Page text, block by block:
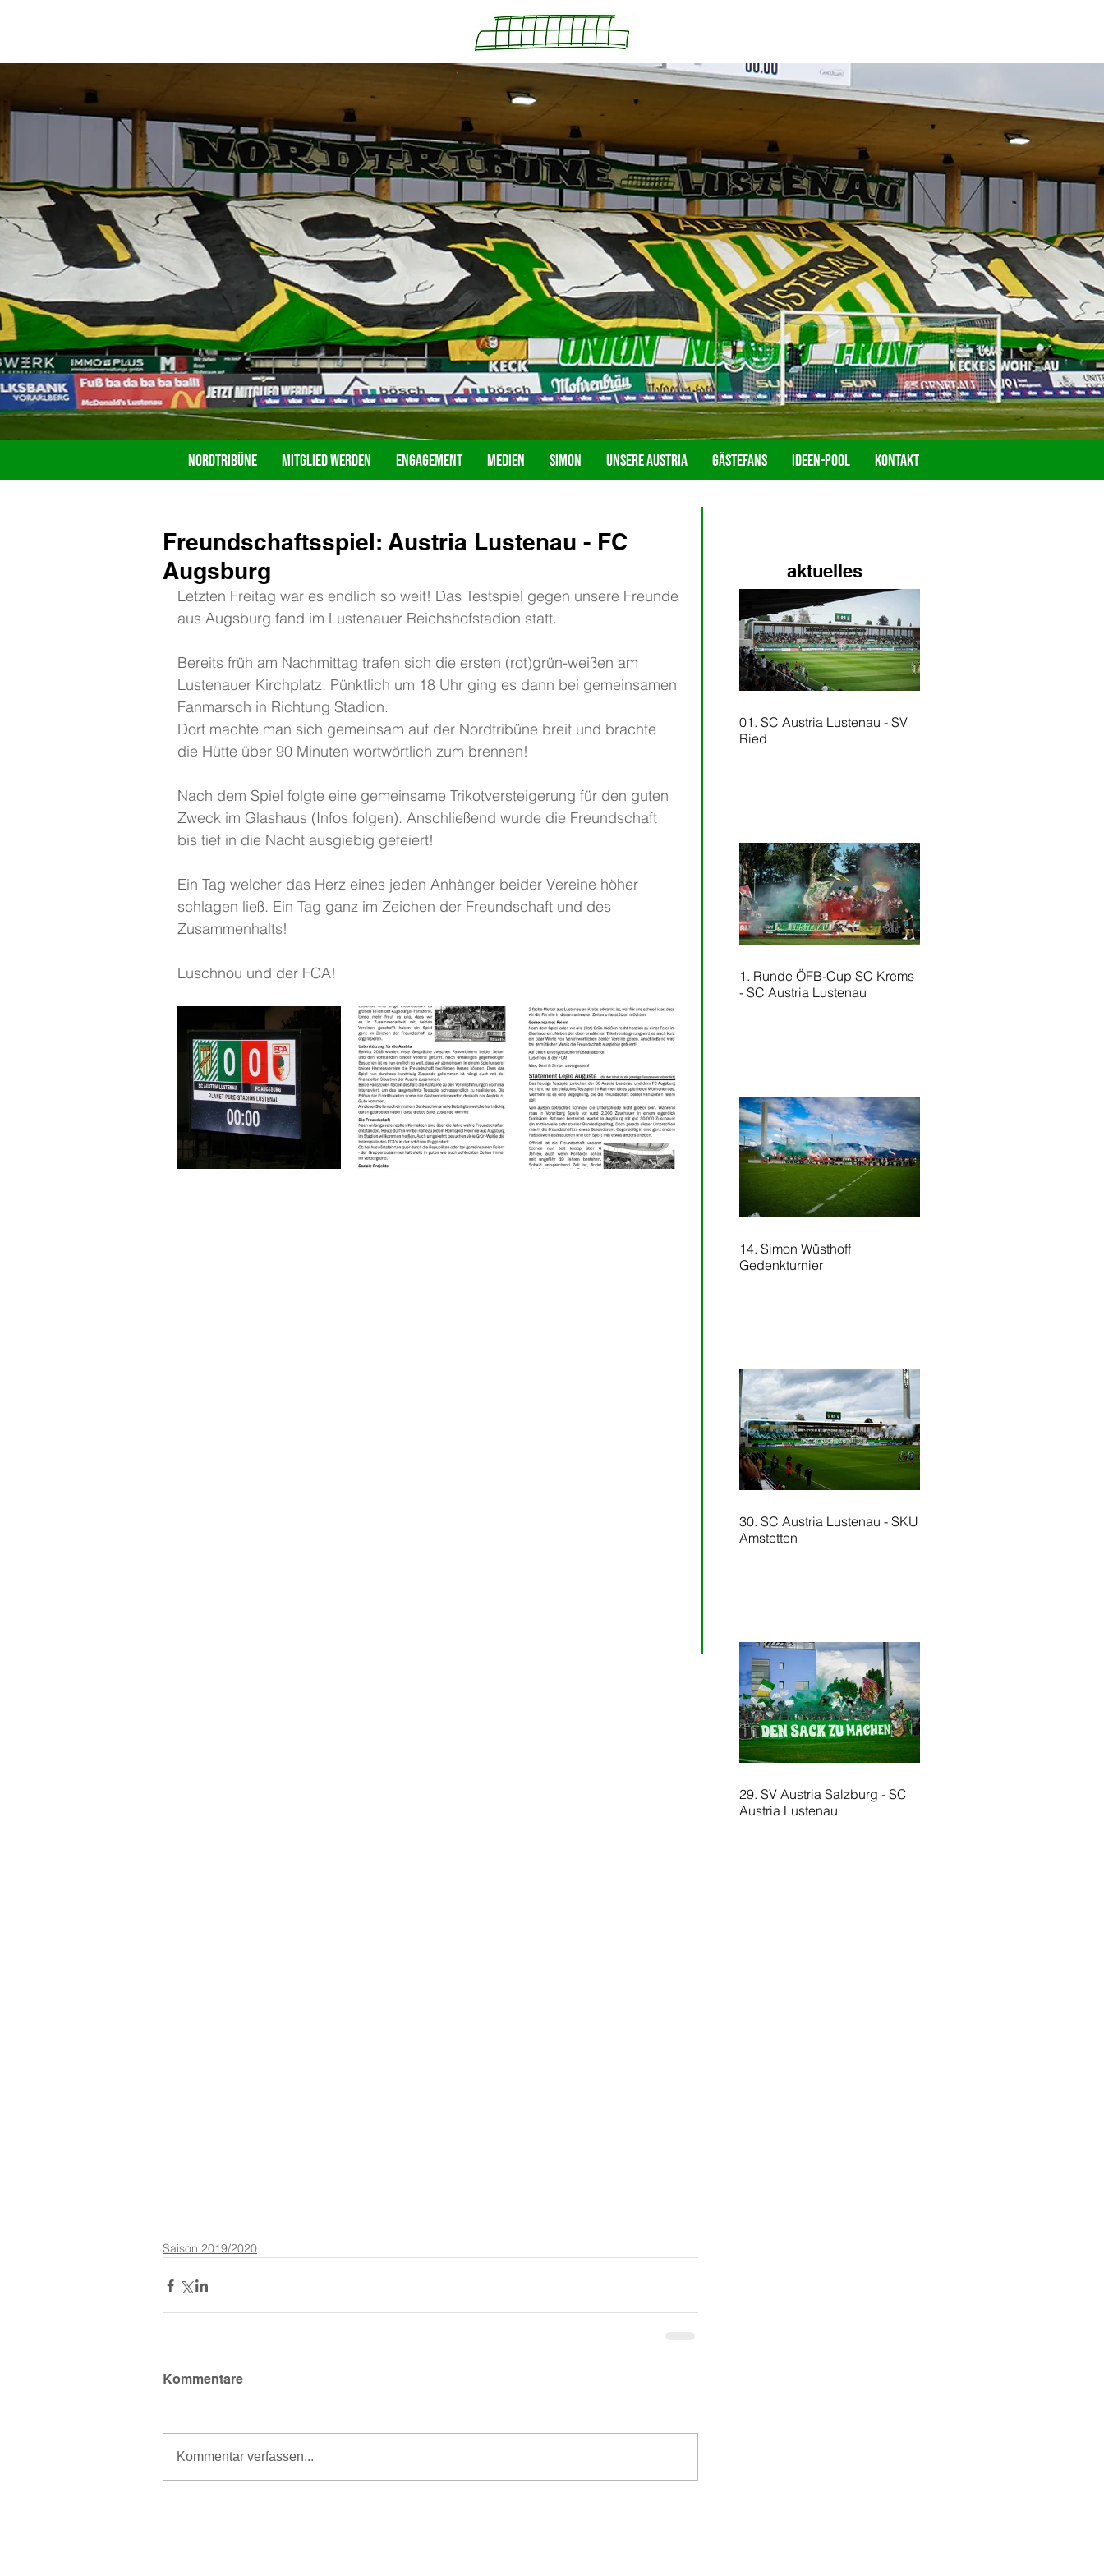
Nordtribüne Mitglied werden Engagement Medien Simon Unsere Austria Gästefans Ideen-Pool Kontakt
Freundschaftsspiel: Austria Lustenau - FC
Augsburg
Letzten Freitag war es endlich so weit! Das Testspiel gegen unsere Freunde
aus Augsburg fand im Lustenauer Reichshofstadion statt.
Bereits früh am Nachmittag trafen sich die ersten (rot)grün-weißen am
Lustenauer Kirchplatz. Pünktlich um 18 Uhr ging es dann bei gemeinsamen
Fanmarsch in Richtung Stadion.
Dort machte man sich gemeinsam auf der Nordtribüne breit und brachte
die Hütte über 90 Minuten wortwörtlich zum brennen!
Nach dem Spiel folgte eine gemeinsame Trikotversteigerung für den guten
Zweck im Glashaus (Infos folgen). Anschließend wurde die Freundschaft
bis tief in die Nacht ausgiebig gefeiert!
Ein Tag welcher das Herz eines jeden Anhänger beider Vereine höher
schlagen ließ. Ein Tag ganz im Zeichen der Freundschaft und des
Zusammenhalts!
Luschnou und der FCA!
Saison 2019/2020
Kommentare
Kommentar verfassen...
aktuelles
01. SC Austria Lustenau - SV
Ried
1. Runde ÖFB-Cup SC Krems
- SC Austria Lustenau
14. Simon Wüsthoff
Gedenkturnier
30. SC Austria Lustenau - SKU
Amstetten
29. SV Austria Salzburg - SC
Austria Lustenau